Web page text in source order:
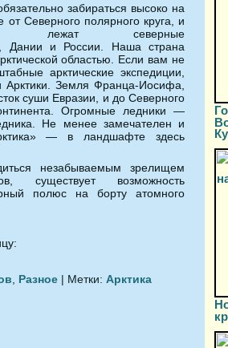
забираться высоко на
от Северного полярного круга, и
северные
Дании и России. Наша страна
областью. Если вам не
арктические экспедиции,
Арктики. Земля Франца-Иосифа,
суши Евразии, и до Северного
Огромные ледники —
Не менее замечателен и
— в ландшафте здесь
незабываемым зрелищем
существует возможность
полюс на борту атомного
Разное | Метки: Арктика